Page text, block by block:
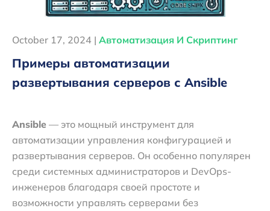
October 17, 2024 | Автоматизация И Скриптинг
Примеры автоматизации
развертывания серверов с Ansible
Ansible — это мощный инструмент для
автоматизации управления конфигурацией и
развертывания серверов. Он особенно популярен
среди системных администраторов и DevOps-
инженеров благодаря своей простоте и
возможности управлять серверами без